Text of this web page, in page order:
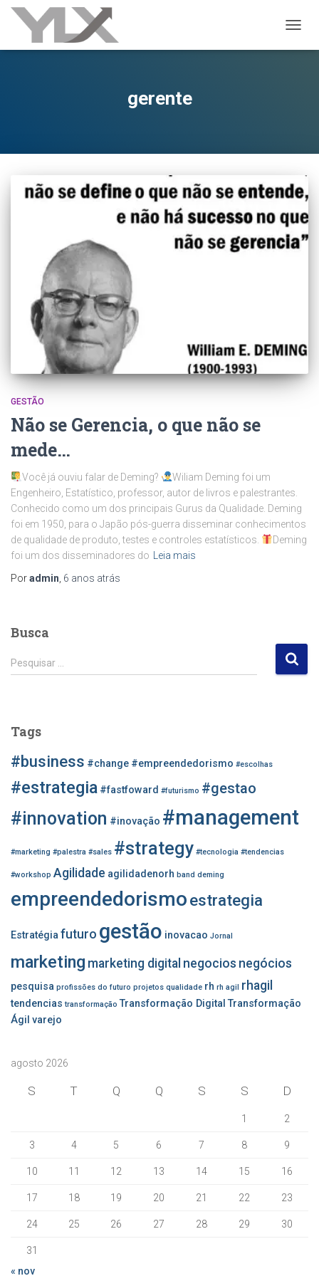
gerente
GESTÃO
Não se Gerencia, o que não se
mede…
Você já ouviu falar de Deming?
Wiliam Deming foi um
Engenheiro, Estatístico, professor, autor de livros e palestrantes.
Conhecido como um dos principais Gurus da Qualidade. Deming
foi em 1950, para o Japão pós-guerra disseminar conhecimentos
de qualidade de produto, testes e controles estatísticos.
Deming
foi um dos disseminadores do
Leia mais
Poradmin 6 anos atrás
Busca
P
e
a
r
o
Pesquisar …
Tags
#business #change #empreendedorismo #escolhas
#estrategia #fastfoward #futurismo #gestao
#innovation #inovação #management
#marketing #palestra #sales #strategy #tecnologia #tendencias
#workshop Agilidade agilidadenorh band deming
empreendedorismoestrategia
Estratégiafuturo gestão inovacao Jornal
marketing marketing digital negocios negócios
pesquisa profissões do futuro projetos qualidade rh rh agil rhagil
tendencias transformação Transformação Digital Transformação
Ágil varejo
agosto 2026
S T Q Q S S D
1 2
3 4 5 6 7 8 9
10 11 12 13 14 15 16
17 18 19 20 21 22 23
24 25 26 27 28 29 30
31
« nov